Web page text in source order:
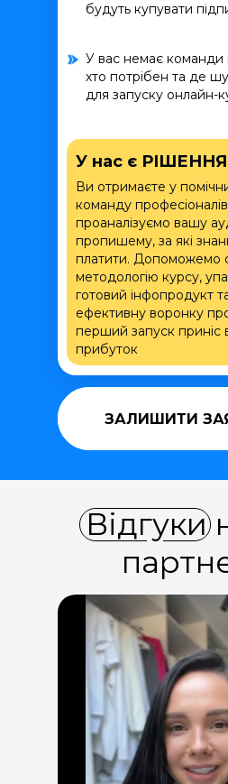
У нас є
Ви отримаєте у
команду
проаналізуємо вашу
пропишему, за які
платити. Допоможемо
методологію курсу,
готовий інфопродукт
ефективну воронку
перший запуск приніс
прибуток
будуть купувати
У вас немає команди
хто потрібен та де
для запуску онлайн-
ЗАЛИШИТИ
ЗАЛИШИТИ
Відгуки